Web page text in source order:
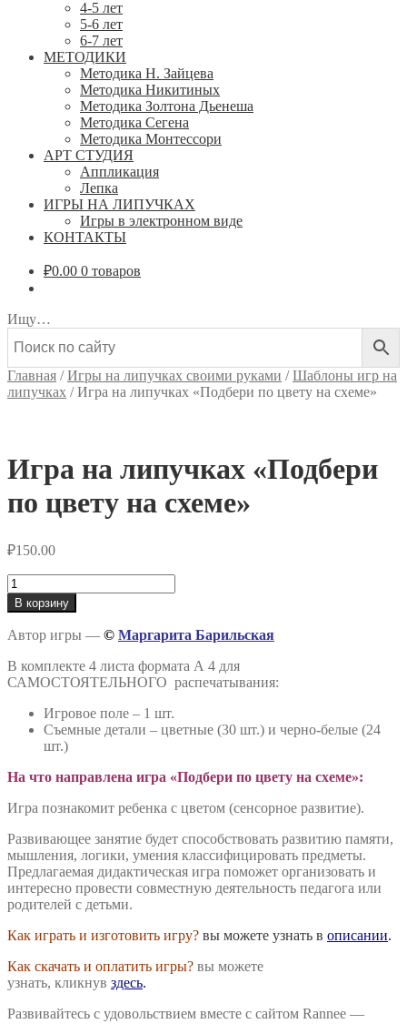
4-5 лет
5-6 лет
6-7 лет
МЕТОДИКИ
Методика Н. Зайцева
Методика Никитиных
Методика Золтона Дьенеша
Методика Сегена
Методика Монтессори
АРТ СТУДИЯ
Аппликация
Лепка
ИГРЫ НА ЛИПУЧКАХ
Игры в электронном виде
КОНТАКТЫ
₽0.00 0 товаров
Ищу…
Главная /Игры на липучках своими руками /Шаблоны игр на
липучках /Игра на липучках «Подбери по цвету на схеме»
Игра на липучках «Подбери
по цвету на схеме»
₽150.00
Количество
товара
Игра
на
липучках
«Подбери
по
схеме»
В корзину
Автор игры — © Маргарита Барильская
В комплекте 4 листа формата А 4 для
САМОСТОЯТЕЛЬНОГО распечатывания:
Игровое поле – 1 шт.
Съемные детали – цветные (30 шт.) и черно-белые (24
шт.)
На что направлена игра «Подбери по цвету на схеме»:
Игра познакомит ребенка с цветом (сенсорное развитие).
Развивающее занятие будет способствовать развитию памяти,
мышления, логики, умения классифицировать предметы.
Предлагаемая дидактическая игра поможет организовать и
интересно провести совместную деятельность педагога или
родителей с детьми.
Как играть и изготовить игру? вы можете узнать в описании.
Как скачать и оплатить игры? вы можете
узнать, кликнув здесь.
Развивайтесь с удовольствием вместе с сайтом Rannee —